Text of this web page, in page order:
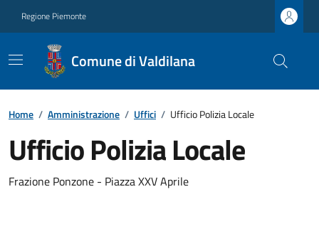
Regione Piemonte
Comune di Valdilana
Home / Amministrazione / Uffici / Ufficio Polizia Locale
Ufficio Polizia Locale
Frazione Ponzone - Piazza XXV Aprile